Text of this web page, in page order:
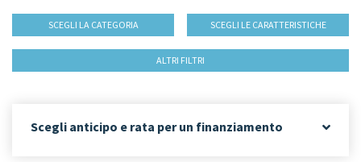
SCEGLI LA CATEGORIA SCEGLI LE CARATTERISTICHE
ALTRI FILTRI
Scegli anticipo e rata per un finanziamento